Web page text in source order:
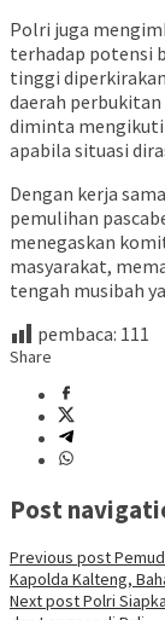
Polri juga
terhadap potensi
tinggi
daerah
diminta mengikuti
apabila situasi
Dengan kerja
pemulihan
menegaskan
masyarakat,
tengah musibah
pembaca: 111
Share
Post
Previous post
Kapolda Kalteng,
Next postPolri